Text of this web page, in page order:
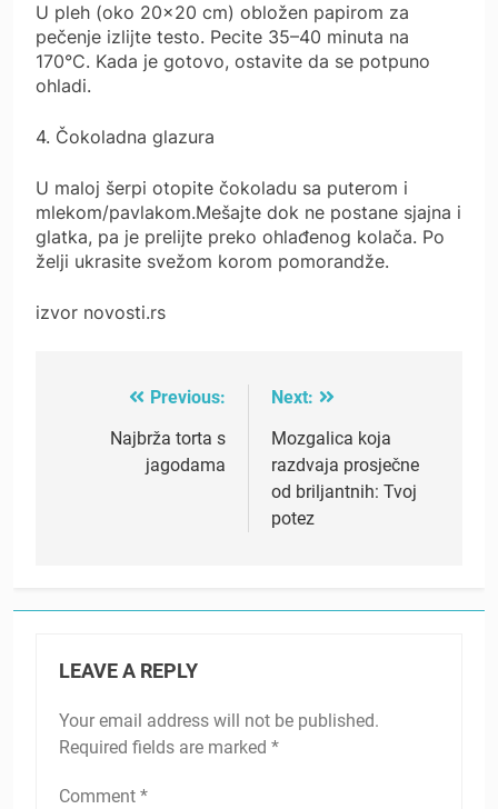
U pleh (oko 20×20 cm) obložen papirom za
pečenje izlijte testo. Pecite 35–40 minuta na
170°C. Kada je gotovo, ostavite da se potpuno
ohladi.
4. Čokoladna glazura
U maloj šerpi otopite čokoladu sa puterom i
mlekom/pavlakom.Mešajte dok ne postane sjajna i
glatka, pa je prelijte preko ohlađenog kolača. Po
želji ukrasite svežom korom pomorandže.
izvor novosti.rs
navigation
Previous:
Najbrža torta s
jagodama
Next:
Mozgalica koja
razdvaja prosječne
od briljantnih: Tvoj
potez
LEAVE A REPLY
Your email address will not be published.
Required fields are marked *
Comment *